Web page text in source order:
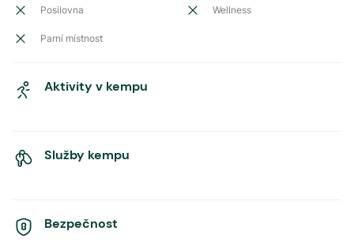
Posilovna Wellness
Parní místnost
Aktivity v kempu
Služby kempu
Bezpečnost